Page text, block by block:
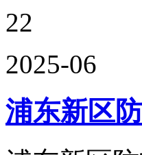
22
2025-06
浦东新区